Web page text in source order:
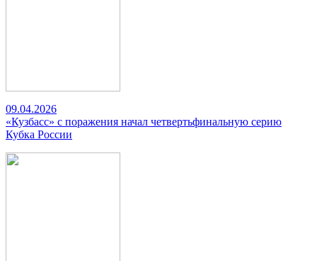
09.04.2026
«Кузбасс» с поражения начал четвертьфинальную серию
Кубка России